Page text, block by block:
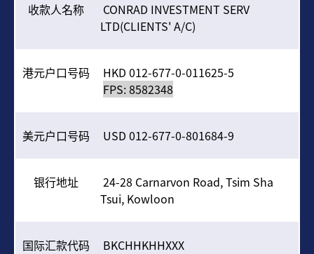
收款人名称
CONRAD INVESTMENT SERV
LTD(CLIENTS' A/C)
港元户口号码
HKD 012-677-0-011625-5
FPS: 8582348
美元户口号码 USD 012-677-0-801684-9
银行地址
24-28 Carnarvon Road, Tsim Sha
Tsui, Kowloon
国际汇款代码 BKCHHKHHXXX